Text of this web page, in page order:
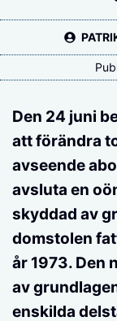
Den 24 juni
att förändra
avseende
avsluta en
skyddad av
domstolen
år 1973. Den
av
enskilda